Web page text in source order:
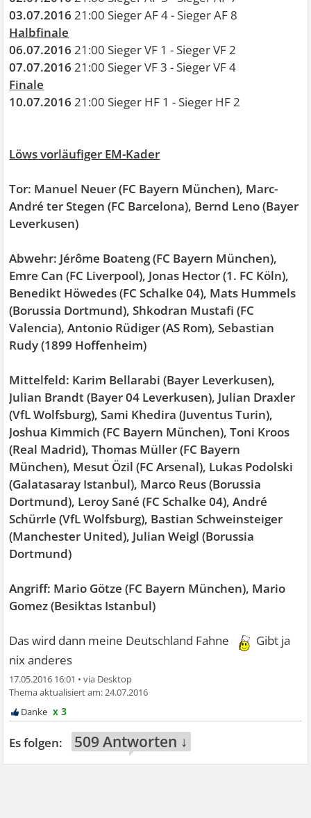
03.07.2016 21:00 Sieger AF 4 - Sieger AF 8
Halbfinale
06.07.2016 21:00 Sieger VF 1 - Sieger VF 2
07.07.2016 21:00 Sieger VF 3 - Sieger VF 4
Finale
10.07.2016 21:00 Sieger HF 1 - Sieger HF 2
Löws vorläufiger EM-Kader
Tor: Manuel Neuer (FC Bayern München), Marc-
André ter Stegen (FC Barcelona), Bernd Leno (Bayer
Leverkusen)
Abwehr: Jérôme Boateng (FC Bayern München),
Emre Can (FC Liverpool), Jonas Hector (1. FC Köln),
Benedikt Höwedes (FC Schalke 04), Mats Hummels
(Borussia Dortmund), Shkodran Mustafi (FC
Valencia), Antonio Rüdiger (AS Rom), Sebastian
Rudy (1899 Hoffenheim)
Mittelfeld: Karim Bellarabi (Bayer Leverkusen),
Julian Brandt (Bayer 04 Leverkusen), Julian Draxler
(VfL Wolfsburg), Sami Khedira (Juventus Turin),
Joshua Kimmich (FC Bayern München), Toni Kroos
(Real Madrid), Thomas Müller (FC Bayern
München), Mesut Özil (FC Arsenal), Lukas Podolski
(Galatasaray Istanbul), Marco Reus (Borussia
Dortmund), Leroy Sané (FC Schalke 04), André
Schürrle (VfL Wolfsburg), Bastian Schweinsteiger
(Manchester United), Julian Weigl (Borussia
Dortmund)
Angriff: Mario Götze (FC Bayern München), Mario
Gomez (Besiktas Istanbul)
Das wird dann meine Deutschland Fahne
Gibt ja
nix anderes
17.05.2016 16:01 •
24.07.2016
x 3
509 Antworten ↓